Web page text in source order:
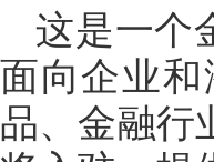
这是一个
面向企业
品、金融行